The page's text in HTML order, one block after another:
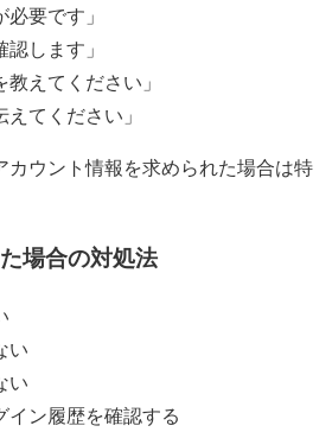
必要です」
認します」
教えてください」
えてください」
カウント情報を求められた場合は特
場合の対処法
い
い
イン履歴を確認する